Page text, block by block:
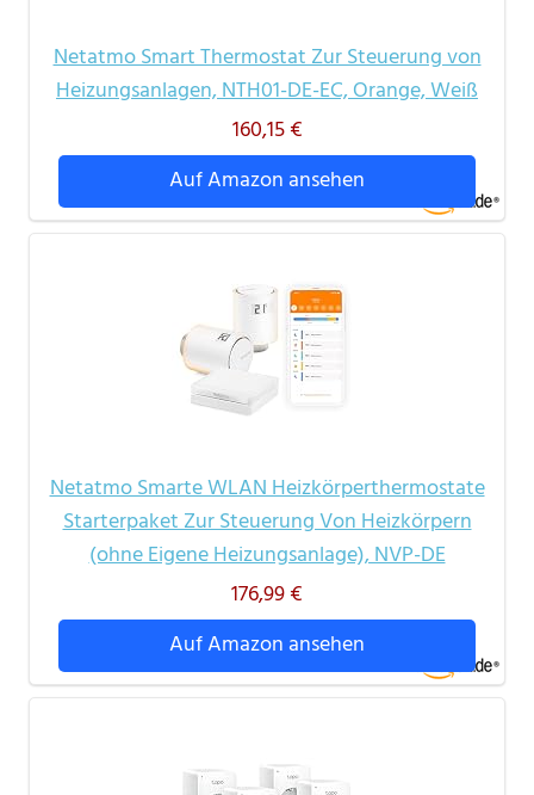
Netatmo Smart Thermostat Zur Steuerung von
Heizungsanlagen, NTH01-DE-EC, Orange, Weiß
160,15 €
Auf Amazon ansehen
Netatmo Smarte WLAN Heizkörperthermostate
Starterpaket Zur Steuerung Von Heizkörpern
(ohne Eigene Heizungsanlage), NVP-DE
176,99 €
Auf Amazon ansehen